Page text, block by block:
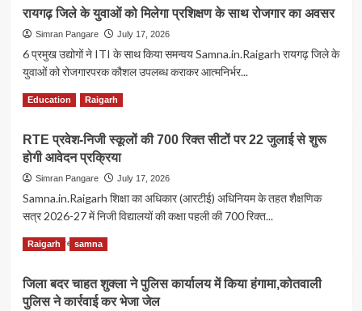
हत्या
शव
को
जलाया
सड़क
पर
कब्जा
करने
वालों
पर
निगम
सख्ती,
14
दुकानदारों
पर
कार्रवाई
रायगढ़ जिले के युवाओं को मिलेगा प्रशिक्षण के साथ रोजगार का अवसर
Simran Pangare July 17, 2026
6 प्रमुख उद्योगों ने ITI के साथ किया समन्वय Samna.in.Raigarh रायगढ़ जिले के
युवाओं को रोजगारपरक कौशल उपलब्ध कराकर आत्मनिर्भर...
Read MoreRead
more
रायगढ़
जिले
को
मिलेगा
के
रोजगार
का
Education Raigarh
RTE प्रवेश-निजी स्कूलों की 700 रिक्त सीटों पर 22 जुलाई से शुरू
होगी आवेदन प्रक्रिया
Simran Pangare July 17, 2026
Samna.in.Raigarh शिक्षा का अधिकार (आरटीई) अधिनियम के तहत शैक्षणिक
सत्र 2026-27 में निजी विद्यालयों की कक्षा पहली की 700 रिक्त...
Read MoreRead
more
RTE
प्रवेश-
Raigarh samna
जिला बदर चाहत शुक्ला ने पुलिस कार्यालय में किया हंगामा,कोतवाली
पुलिस ने कार्रवाई कर भेजा जेल